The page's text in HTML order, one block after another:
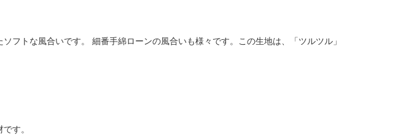
フトな風合いです。 細番手綿ローンの風合いも様々です。この生地は、「ツルツル」
す。